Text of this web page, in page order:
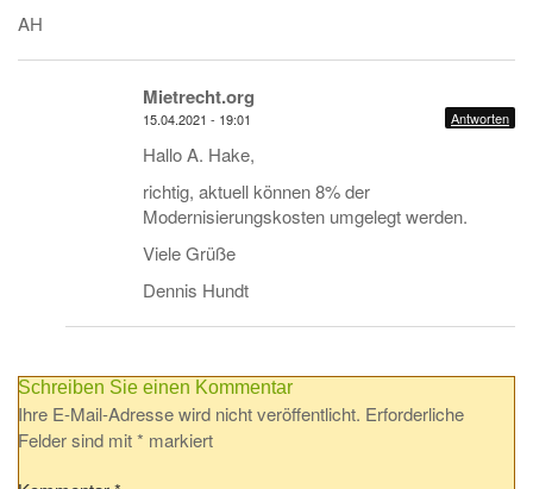
AH
Mietrecht.org
15.04.2021 - 19:01 Antworten
Hallo A. Hake,
richtig, aktuell können 8% der
Modernisierungskosten umgelegt werden.
Viele Grüße
Dennis Hundt
Schreiben Sie einen Kommentar
Ihre E-Mail-Adresse wird nicht veröffentlicht. Erforderliche
Felder sind mit* markiert